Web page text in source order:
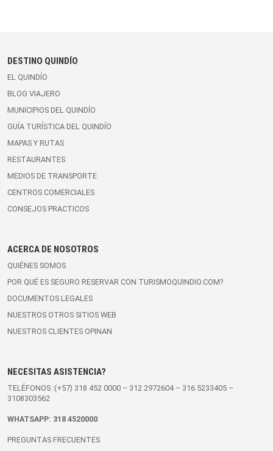
DESTINO QUINDÍO
EL QUINDÍO
BLOG VIAJERO
MUNICIPIOS DEL QUINDÍO
GUÍA TURÍSTICA DEL QUINDÍO
MAPAS Y RUTAS
RESTAURANTES
MEDIOS DE TRANSPORTE
CENTROS COMERCIALES
CONSEJOS PRACTICOS
ACERCA DE NOSOTROS
QUIÉNES SOMOS
POR QUÉ ES SEGURO RESERVAR CON TURISMOQUINDIO.COM?
DOCUMENTOS LEGALES
NUESTROS OTROS SITIOS WEB
NUESTROS CLIENTES OPINAN
NECESITAS ASISTENCIA?
TELÉFONOS :(+57) 318 452 0000 – 312 2972604– 316 5233405 –
3108303562
WHATSAPP: 318 4520000
PREGUNTAS FRECUENTES